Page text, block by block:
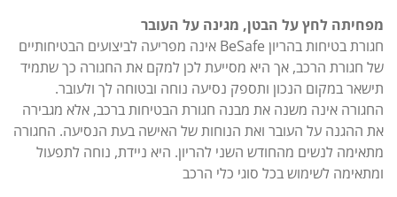
מפחיתה לחץ על הבטן, מגינה על העובר
חגורת בטיחות בהריון BeSafe אינה מפריעה לביצועים הבטיחותיים
של חגורת הרכב, אך היא מסייעת לכן למקם את החגורה כך שתמיד
תישאר במקום הנכון ותספק נסיעה נוחה ובטוחה לך ולעובר.
החגורה אינה משנה את מבנה חגורת הבטיחות ברכב, אלא מגבירה
את ההגנה על העובר ואת הנוחות של האישה בעת הנסיעה. החגורה
מתאימה לנשים מהחודש השני להריון. היא ניידת, נוחה לתפעול
ומתאימה לשימוש בכל סוגי כלי הרכב